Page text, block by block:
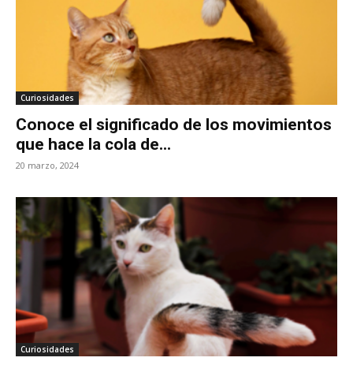
Curiosidades
Conoce el significado de los movimientos
que hace la cola de...
20 marzo, 2024
Curiosidades